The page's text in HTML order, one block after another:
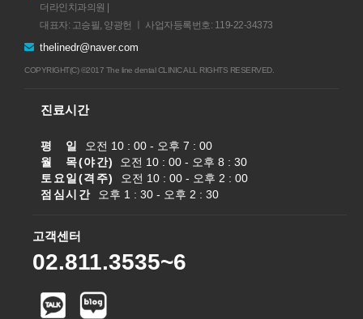
더라인치과의원 |
대표자: 고승필, 양광헌 ㅣ 사업자등록번호: 119-22-34373
thelinedr@naver.com
COPYRIGHT(C) ©2017 The line dental CLINIC ALL RIGHTS RESERVED.
진료시간
평 일
오전 10 : 00 - 오후 7 : 00
월 목(야간)
오전 10 : 00 - 오후 8 : 30
토요일(격주)
오전 10 : 00 - 오후 2 : 00
점심시간
오후 1 : 30 - 오후 2 : 30
고객센터
02.811.3535~6